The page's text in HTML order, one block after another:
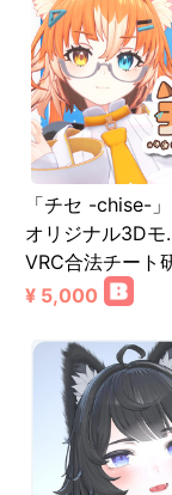
「チセ -chise-
オリジナル3D
VRC合法チート
¥ 5,000